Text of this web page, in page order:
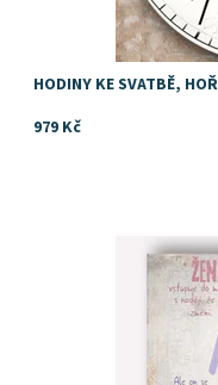
HODINY KE SVATBĚ,
979 Kč